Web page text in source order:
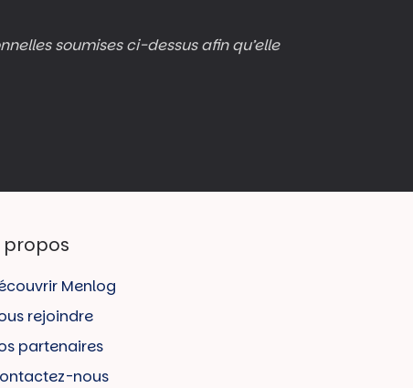
soumises ci-dessus afin qu’elle
propos
Menlog
rejoindre
partenaires
nous